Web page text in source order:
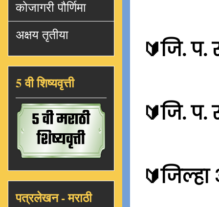
🔰जि. प.
🔰जि. प.
🔰
कोजागरी पौर्णिमा
अक्षय तृतीया
5 वी शिष्यवृत्ती
पत्रलेखन - मराठी